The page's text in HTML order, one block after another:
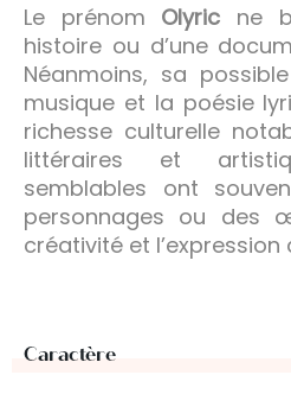
Le prénom Olyric ne
histoire ou d’une
Néanmoins, sa
musique et la poésie
richesse culturelle
littéraires et
semblables ont
personnages ou des
créativité et l’expression
Caractère